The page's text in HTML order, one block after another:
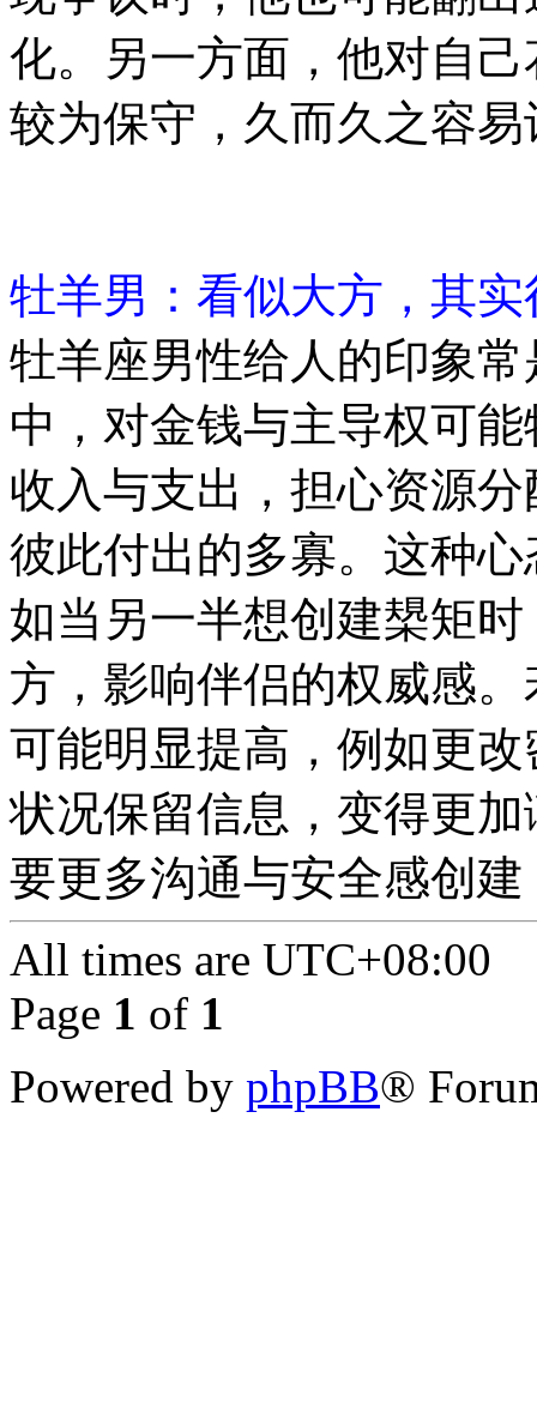
化。另一方面，他对自
较为保守，久而久之容
牡羊男：看似大方，其
牡羊座男性给人的印象
中，对金钱与主导权可
收入与支出，担心资源
彼此付出的多寡。这种
如当另一半想创建槼矩
方，影响伴侣的权威感
可能明显提高，例如更
状况保留信息，变得更
要更多沟通与安全感创
All times are UTC+08:00
Page 1 of 1
Powered by phpBB®